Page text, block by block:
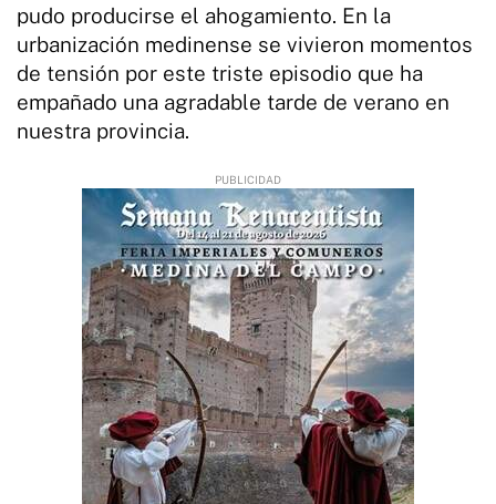
pudo producirse el ahogamiento. En la
urbanización medinense se vivieron momentos
de tensión por este triste episodio que ha
empañado una agradable tarde de verano en
nuestra provincia.